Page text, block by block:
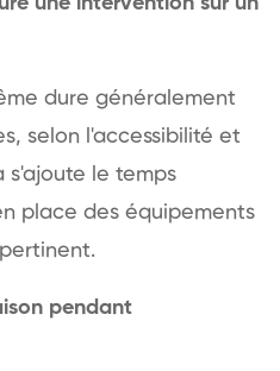
dure généralement
selon l'accessibilité et
s'ajoute le temps
place des équipements
pendant